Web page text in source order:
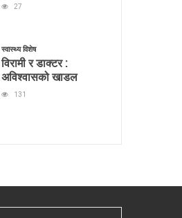
27
स्वास्थ्य विशेष
विरामी र डाक्टर :
अविश्वासको खाडल
131